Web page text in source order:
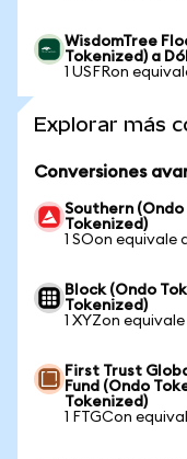
WisdomTree
Tokenized) a
1 USFRon
Explorar más
Conversiones
Southern
Tokenized)
1 SOon equivale
Block (Ondo
Tokenized)
1 XYZon
First Trust
Fund (Ondo
Tokenized)
1 FTGCon